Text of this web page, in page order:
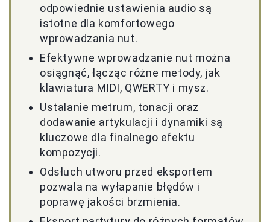
odpowiednie ustawienia audio są
istotne dla komfortowego
wprowadzania nut.
Efektywne wprowadzanie nut można
osiągnąć, łącząc różne metody, jak
klawiatura MIDI, QWERTY i mysz.
Ustalanie metrum, tonacji oraz
dodawanie artykulacji i dynamiki są
kluczowe dla finalnego efektu
kompozycji.
Odsłuch utworu przed eksportem
pozwala na wyłapanie błędów i
poprawę jakości brzmienia.